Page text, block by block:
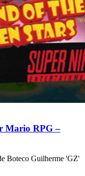
Mario RPG –
Boteco Guilherme 'GZ'